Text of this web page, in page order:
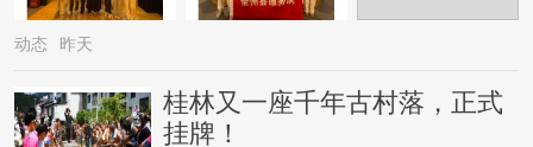
动态 昨天
桂林又一座千年古村落，正式
挂牌！